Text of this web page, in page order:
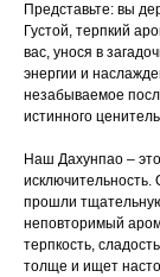
Представьте: вы
Густой, терпкий
вас, унося в
энергии и
незабываемое
истинного
Наш Дахунпао –
прошли тщательную
неповторимый
терпкость,
толще и ищет